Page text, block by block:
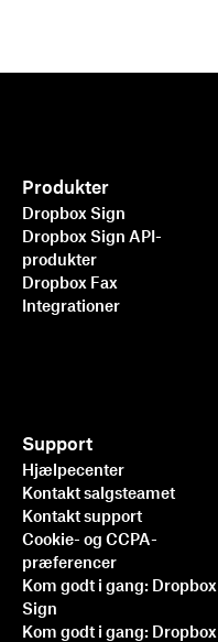
Produkter
Dropbox Sign
Dropbox Sign API-
produkter
Dropbox Fax
Integrationer
Support
Hjælpecenter
Kontakt salgsteamet
Kontakt support
Cookie- og CCPA-
præferencer
Kom godt i gang: Dropbox
Sign
Kom godt i gang: Dropbox